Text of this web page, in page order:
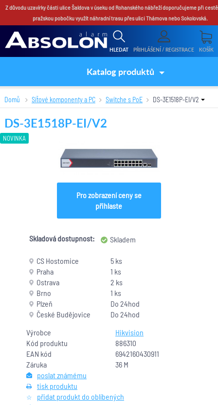
Z důvodu uzavírky části ulice Šaldova v úseku od Rohanského nábřeží doporučujeme při
pražskou pobočku využít náhradní trasu přes ulici Thámova nebo Sokolovská.
HLEDAT PŘIHLÁŠENÍ / REGISTRACE KOŠÍK
Katalog produktů
Domů Síťové komponenty a PC Switche s PoE DS-3E1518P-EI/V2
NOVINKA
DS-3E1518P-EI/V2
Výrobce
Hikvision
Kód produktu
886310
EAN kód
6942160430911
Záruka
36 M
poslat známému
tisk produktu
přidat produkt do oblíbených
Pro zobrazení ceny se
přihlaste
Skladová dostupnost: Skladem
CS Hostomice
5 ks
Praha
1 ks
Ostrava
2 ks
Brno
1 ks
Plzeň
Do 24hod
České Budějovice
Do 24hod